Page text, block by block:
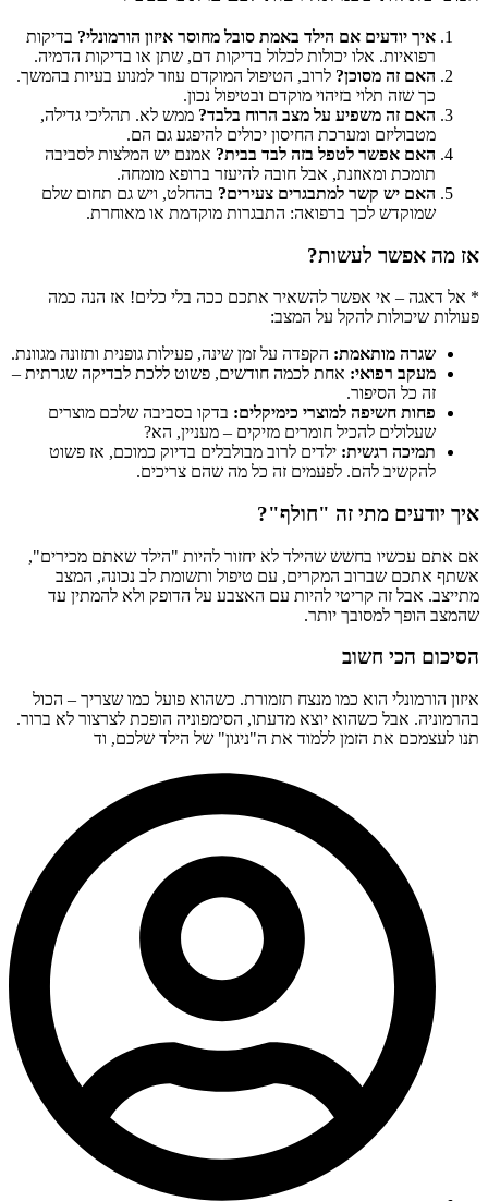
איך יודעים אם הילד באמת סובל מחוסר איזון הורמונלי? בדיקות
רפואיות. אלו יכולות לכלול בדיקות דם, שתן או בדיקות הדמיה.
האם זה מסוכן? לרוב, הטיפול המוקדם עוזר למנוע בעיות בהמשך.
כך שזה תלוי בזיהוי מוקדם ובטיפול נכון.
האם זה משפיע על מצב הרוח בלבד? ממש לא. תהליכי גדילה,
מטבוליזם ומערכת החיסון יכולים להיפגע גם הם.
האם אפשר לטפל בזה לבד בבית? אמנם יש המלצות לסביבה
תומכת ומאוזנת, אבל חובה להיעזר ברופא מומחה.
האם יש קשר למתבגרים צעירים? בהחלט, ויש גם תחום שלם
שמוקדש לכך ברפואה: התבגרות מוקדמת או מאוחרת.
אז מה אפשר לעשות?
* אל דאגה – אי אפשר להשאיר אתכם ככה בלי כלים! אז הנה כמה
פעולות שיכולות להקל על המצב:
שגרה מותאמת: הקפדה על זמן שינה, פעילות גופנית ותזונה מגוונת.
מעקב רפואי: אחת לכמה חודשים, פשוט ללכת לבדיקה שגרתית –
זה כל הסיפור.
פחות חשיפה למוצרי כימיקלים: בדקו בסביבה שלכם מוצרים
שעלולים להכיל חומרים מזיקים – מעניין, הא?
תמיכה רגשית: ילדים לרוב מבולבלים בדיוק כמוכם, אז פשוט
להקשיב להם. לפעמים זה כל מה שהם צריכים.
איך יודעים מתי זה "חולף"?
אם אתם עכשיו בחשש שהילד לא יחזור להיות "הילד שאתם מכירים",
אשתף אתכם שברוב המקרים, עם טיפול ותשומת לב נכונה, המצב
מתייצב. אבל זה קריטי להיות עם האצבע על הדופק ולא להמתין עד
שהמצב הופך למסובך יותר.
הסיכום הכי חשוב
איזון הורמונלי הוא כמו מנצח תזמורת. כשהוא פועל כמו שצריך – הכול
בהרמוניה. אבל כשהוא יוצא מדעתו, הסימפוניה הופכת לצרצור לא ברור.
תנו לעצמכם את הזמן ללמוד את ה"ניגון" של הילד שלכם, וד